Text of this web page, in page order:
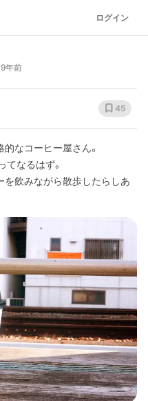
ログイン
9年前
45
なコーヒー屋さん。
てなるはず。
を飲みながら散歩したらしあ